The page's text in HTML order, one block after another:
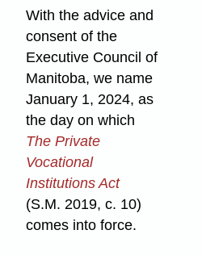
With the advice and
consent of the
Executive Council of
Manitoba, we name
January 1, 2024, as
the day on which
The Private
Vocational
Institutions Act
(S.M. 2019, c. 10)
comes into force.